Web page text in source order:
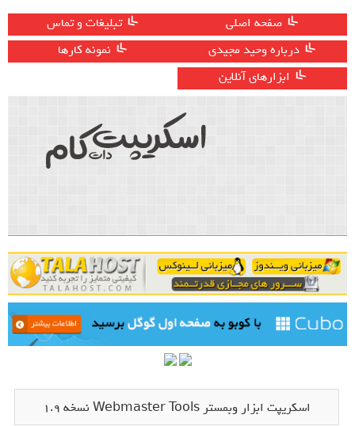
صفحه اصلی
تبلیغات و تماس
درباره وحید مجیدی
نمونه کارها
ابزارهای آنلاین
اسکریپت ابزار وبمستر Webmaster Tools نسخه 1.9